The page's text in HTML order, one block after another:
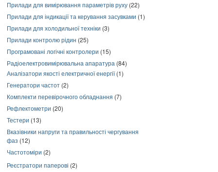
Прилади для вимірювання параметрів руху (22)
Прилади для індикації та керування засувками (1)
Прилади для холодильної техніки (3)
Прилади контролю рідин (25)
Програмовані логічні контролери (15)
Радіоелектровимірювальна апаратура (84)
Аналізатори якості електричної енергії(1)
Генератори частот (2)
Комплекти перевірочного обладнання (7)
Рефлектометри (20)
Тестери (13)
Вказівники напруги та правильності чергування
фаз (12)
Частотоміри (2)
Реєстратори паперові (2)